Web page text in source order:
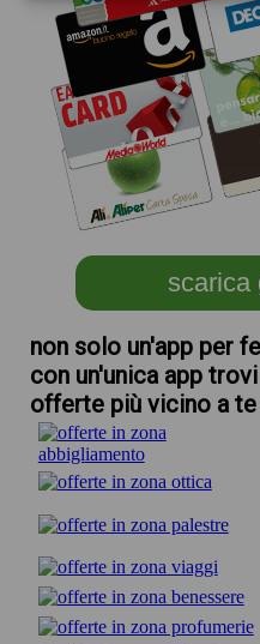
scarica
non solo un'app per
con un'unica app
offerte più vicino a te